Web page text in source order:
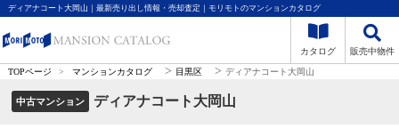
ディアナコート大岡山｜最新売り出し情報・売却査定｜モリモトのマンションカタログ
カタログ 販売中物件
TOPページ > マンションカタログ > 目黒区 > ディアナコート大岡山
中古マンション ディアナコート大岡山